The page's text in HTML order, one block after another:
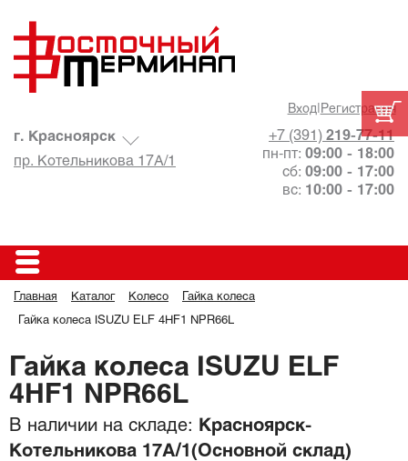
Вход| Регистрация
+7 (391) 219-77-11
пн-пт: 09:00 - 18:00
сб: 09:00 - 17:00
вс: 10:00 - 17:00
г. Красноярск
пр. Котельникова 17А/1
Главная Каталог Колесо Гайка колеса
Гайка колеса ISUZU ELF 4HF1 NPR66L
Гайка колеса ISUZU ELF
4HF1 NPR66L
В наличии на складе:
Красноярск-
Котельникова 17А/1(Основной склад)